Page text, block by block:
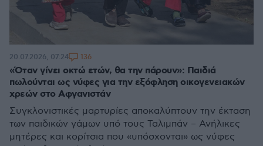
«Όταν γίνει οκτώ ετών, θα την πάρουν»: Παιδιά
πωλούνται ως νύφες για την εξόφληση οικογενειακών
χρεών στο Αφγανιστάν
Συγκλονιστικές μαρτυρίες αποκαλύπτουν την έκταση
των παιδικών γάμων υπό τους Ταλιμπάν – Ανήλικες
μητέρες και κορίτσια που «υπόσχονται» ως νύφες
20.07.2026, 07:24 136